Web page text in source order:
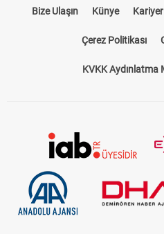
Künye Kariyer
Çerez Politikası